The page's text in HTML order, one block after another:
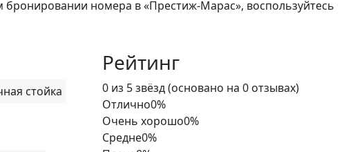
номера в «Престиж-Марас», воспользуйтесь
стойка
Рейтинг
Rated
0
out
of
0 из 5 звёзд (основано на 0 отзывах)
Отлично0%
Очень хорошо0%
Средне0%